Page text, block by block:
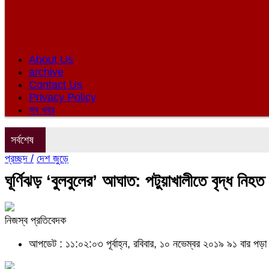
About Us
archive
Contact Us
Privacy Policy
সব খবর
সর্বশেষ
প্রচ্ছদ / দেশ জুড়ে
ঘূর্ণিঝড় ‘বুলবুলের’ আঘাত: পটুয়াখালীতে বৃদ্ধ নিহত
নিজস্ব প্রতিবেদক
আপডেট : ১১:০২:০৩ পূর্বাহ্ন, রবিবার, ১০ নভেম্বর ২০১৯ ৯১ বার পড়া